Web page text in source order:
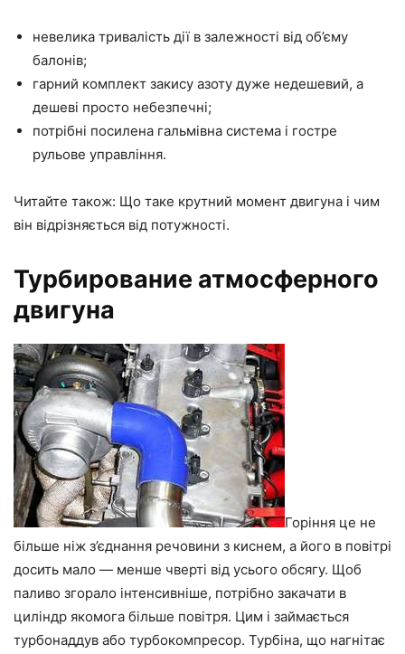
невелика тривалість дії в залежності від об’єму
балонів;
гарний комплект закису азоту дуже недешевий, а
дешеві просто небезпечні;
потрібні посилена гальмівна система і гостре
рульове управління.
Читайте також: Що таке крутний момент двигуна і чим
він відрізняється від потужності.
Турбирование атмосферного
двигуна
Горіння це не
більше ніж з’єднання речовини з киснем, а його в повітрі
досить мало — менше чверті від усього обсягу. Щоб
паливо згорало інтенсивніше, потрібно закачати в
циліндр якомога більше повітря. Цим і займається
турбонаддув або турбокомпресор. Турбіна, що нагнітає